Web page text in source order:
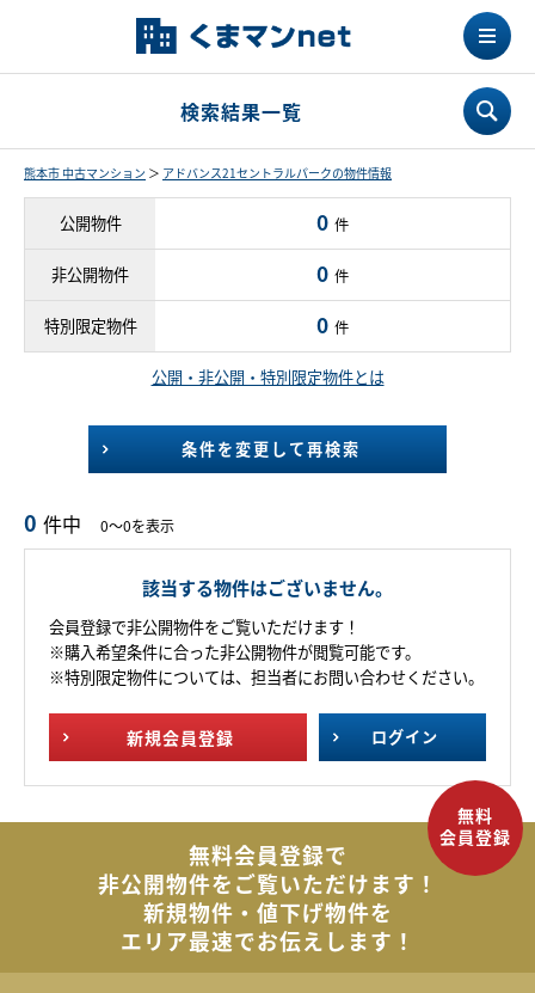
検索結果一覧
熊本市 中古マンション ＞ アドバンス21セントラルパークの物件情報
公開物件 0 件
非公開物件 0 件
特別限定物件 0 件
公開・非公開・特別限定物件とは
条件を変更して再検索
0 件中 0～0を表示
該当する物件はございません。
会員登録で非公開物件をご覧いただけます！
※購入希望条件に合った非公開物件が閲覧可能です。
※特別限定物件については、担当者にお問い合わせください。
新規会員登録 ログイン
無料会員登録で
非公開物件をご覧いただけます！
新規物件・値下げ物件を
エリア最速でお伝えします！